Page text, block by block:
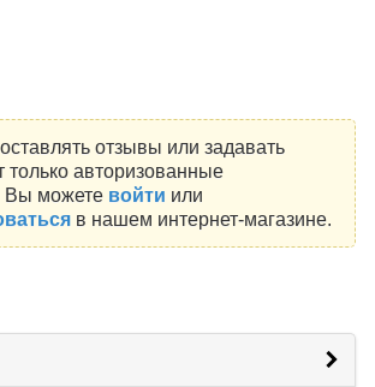
отзывы или задавать
только авторизованные
Вы можете войти или
в нашем интернет-магазине.